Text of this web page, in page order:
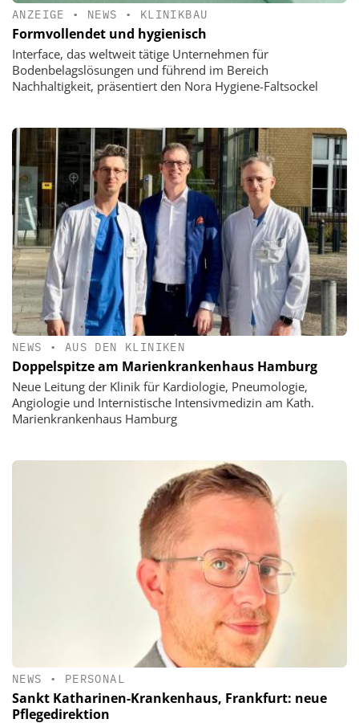
ANZEIGE • NEWS • KLINIKBAU
Formvollendet und hygienisch
Interface, das weltweit tätige Unternehmen für
Bodenbelagslösungen und führend im Bereich
Nachhaltigkeit, präsentiert den Nora Hygiene-Faltsockel
NEWS • AUS DEN KLINIKEN
Doppelspitze am Marienkrankenhaus Hamburg
Neue Leitung der Klinik für Kardiologie, Pneumologie,
Angiologie und Internistische Intensivmedizin am Kath.
Marienkrankenhaus Hamburg
NEWS • PERSONAL
Sankt Katharinen-Krankenhaus, Frankfurt: neue
Pflegedirektion